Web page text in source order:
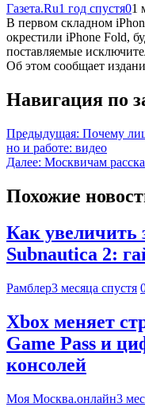
Газета.Ru1 год спустя01
В первом складном
окрестили iPhone Fold,
поставляемые
Об этом сообщает
Навигация по
Предыдущая: Почему
но и работе: видео
Далее: Москвичам
Похожие
Как увеличить
Subnautica 2:
Рамблер3 месяца спустя
Xbox меняет
Game Pass и
консолей
Моя Москва.онлайн3